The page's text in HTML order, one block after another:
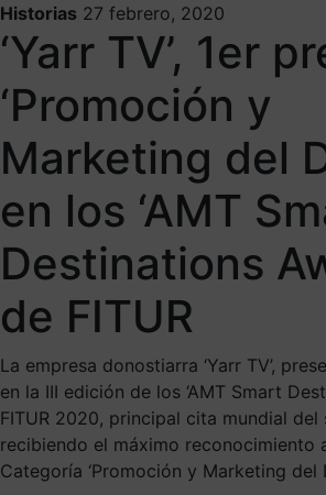
Historias 27 febrero, 2020
‘Yarr TV’, 1er
‘Promoción y
Marketing del
en los ‘AMT
Destinations
de FITUR
La empresa donostiarra ‘Yarr TV’,
en la III edición de los ‘AMT Smart
FITUR 2020, principal cita mundial
recibiendo el máximo reconocimiento
Categoría ‘Promoción y Marketing del